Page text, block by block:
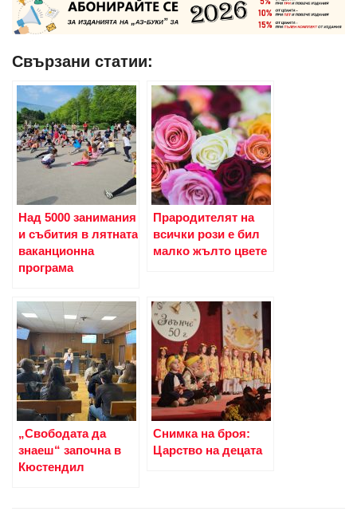
Свързани статии:
Над 5000 занимания
и събития в лятната
ваканционна
програма
Прародителят на
всички рози е бил
малко жълто цвете
„Свободата да
знаеш“ започна в
Кюстендил
Снимка на броя:
Царство на децата